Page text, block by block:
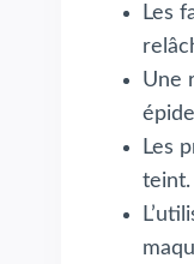
Les
Une
Les
teint.